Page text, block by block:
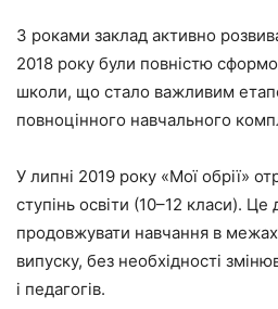
З роками заклад активно
2018 року були повністю
школи, що стало важливим
повноцінного навчального
У липні 2019 року «Мої обрії»
ступінь освіти (10–12 класи).
продовжувати навчання в
випуску, без необхідності
і педагогів.